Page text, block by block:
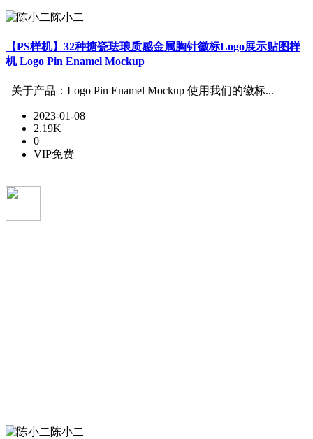
陈小二
【PS样机】32种搪瓷珐琅质感金属胸针徽标Logo展示贴图样
机 Logo Pin Enamel Mockup
关于产品：Logo Pin Enamel Mockup 使用我们的徽标...
2023-01-08
2.19K
0
VIP免费
陈小二